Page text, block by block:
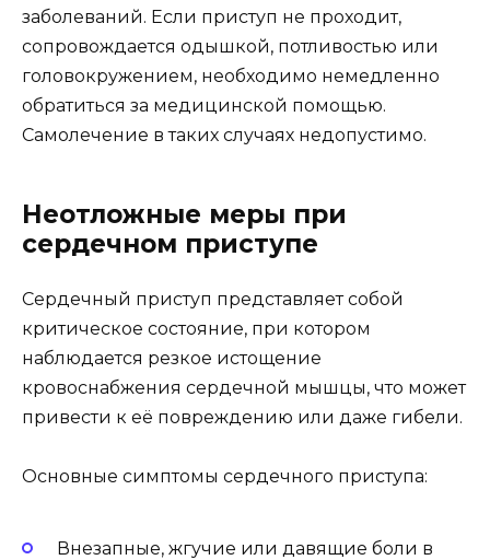
заболеваний. Если приступ не проходит,
сопровождается одышкой, потливостью или
головокружением, необходимо немедленно
обратиться за медицинской помощью.
Самолечение в таких случаях недопустимо.
Неотложные меры при
сердечном приступе
Сердечный приступ представляет собой
критическое состояние, при котором
наблюдается резкое истощение
кровоснабжения сердечной мышцы, что может
привести к её повреждению или даже гибели.
Основные симптомы сердечного приступа:
Внезапные, жгучие или давящие боли в